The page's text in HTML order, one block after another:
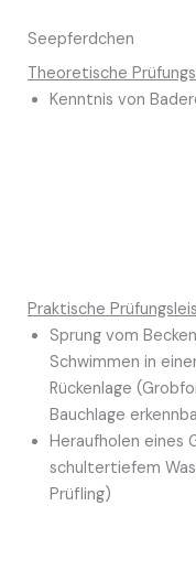
Seepferdchen
Theoretische
Kenntnis von
Praktische
Sprung vom
Schwimmen in
Rückenlage
Bauchlage
Heraufholen eines
schultertiefem
Prüfling)